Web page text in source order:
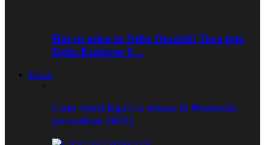
Hai cu mine în Delta Dunării! Tura foto
Delta Explorer 8…
Drone
Cum zbori legal cu drona in Romania
(actualizat 2021)